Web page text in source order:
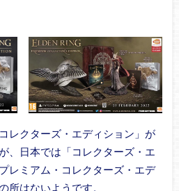
レクターズ・エディション」が
、日本では「コレクターズ・エ
レミアム・コレクターズ・エデ
所はないようです。